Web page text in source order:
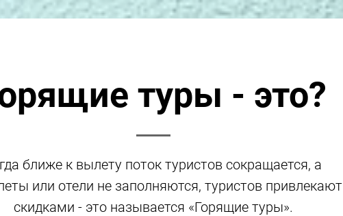
туры - это?
ближе к вылету поток туристов сокращается, а
или отели не заполняются, туристов привлекают
скидками - это называется «Горящие туры».